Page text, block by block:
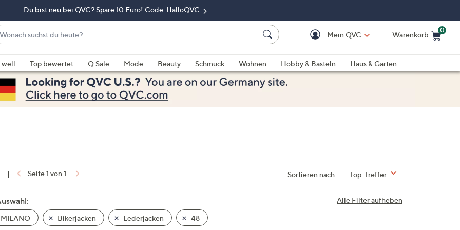
Du bist neu bei QVC? Spare 10 Euro! Code: HalloQVC
Mein QVC Warenkorb
0
Top bewertet Q Sale Mode Beauty Schmuck Wohnen Hobby & Basteln
Haus & Garten
| Seite 1 von 1 Sortieren nach: Top-Treffer
Alle Filter aufheben
Bikerjacken Lederjacken 48